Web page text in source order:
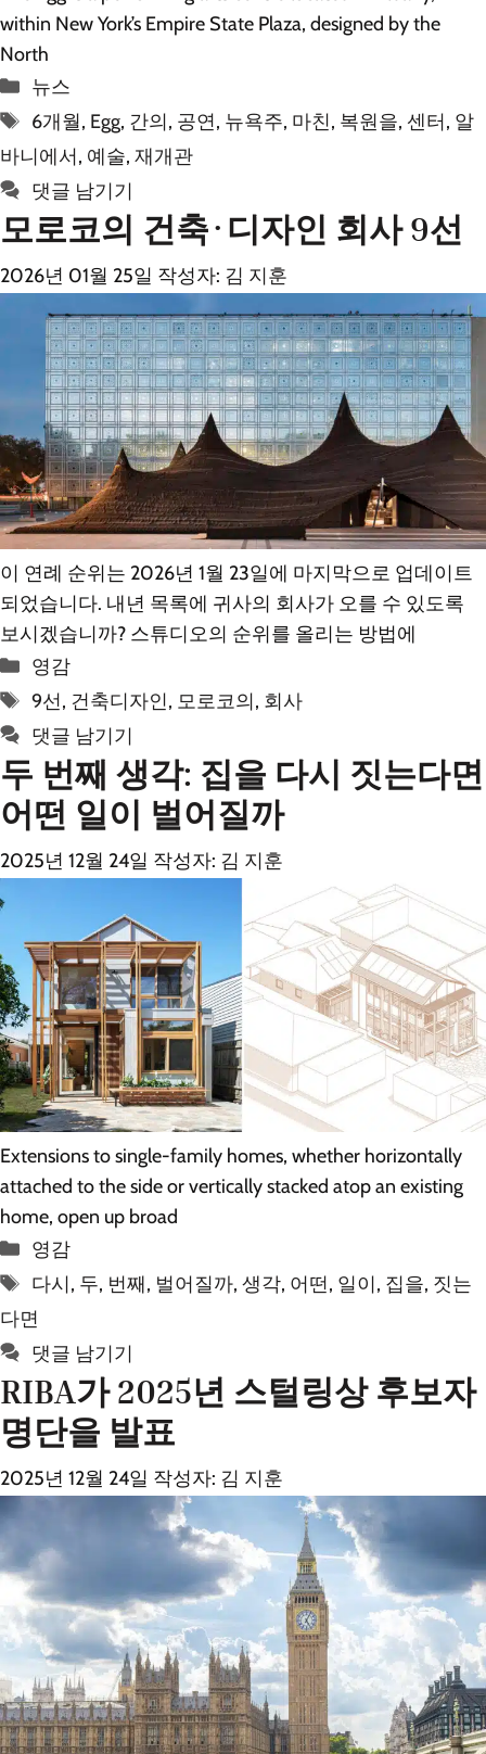
within New York’s Empire State Plaza, designed by the
North
카
테
리
뉴스
태
그
6개월, Egg, 간의, 공연, 뉴욕주, 마친, 복원을, 센터, 알
바니에서, 예술, 재개관
댓글 남기기
모로코의 건축·디자인 회사 9선
2026년 01월 25일 작성자: 김 지훈
이 연례 순위는 2026년 1월 23일에 마지막으로 업데이트
되었습니다. 내년 목록에 귀사의 회사가 오를 수 있도록
보시겠습니까? 스튜디오의 순위를 올리는 방법에
카
테
리
영감
태
그
9선, 건축디자인, 모로코의, 회사
댓글 남기기
두 번째 생각: 집을 다시 짓는다면
어떤 일이 벌어질까
2025년 12월 24일 작성자: 김 지훈
Extensions to single-family homes, whether horizontally
attached to the side or vertically stacked atop an existing
home, open up broad
카
테
리
영감
태
그
다시, 두, 번째, 벌어질까, 생각, 어떤, 일이, 집을, 짓는
다면
댓글 남기기
RIBA가 2025년 스털링상 후보자
명단을 발표
2025년 12월 24일 작성자: 김 지훈